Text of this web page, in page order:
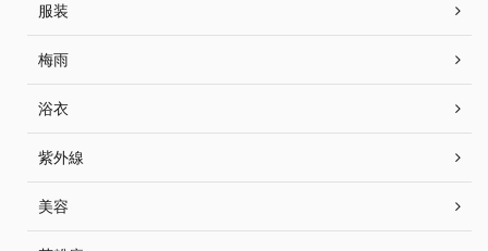
服装
梅雨
浴衣
紫外線
美容